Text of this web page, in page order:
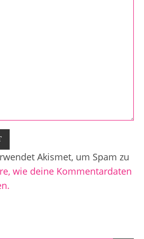
Akismet, um Spam zu
wie deine Kommentardaten